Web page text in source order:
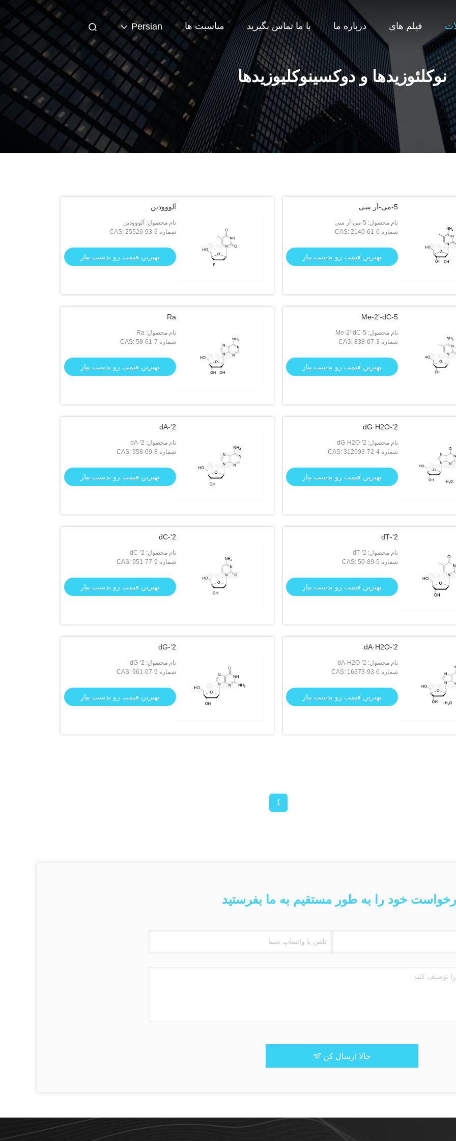
فیلم های درباره ما با ما تماس بگیرید مناسبت ها Persian
نوکلئوزیدها و دوکسینوکلیوزیدها
5-می-آر سی
نام محصول: 5-می-آر سی
شماره CAS: 2140-61-6
بهترین قیمت رو بدست بیار
آلووودین
نام محصول: آلووودین
شماره CAS: 25526-93-6
بهترین قیمت رو بدست بیار
5-Me-2'-dC
نام محصول: 5-Me-2'-dC
شماره CAS: 838-07-3
بهترین قیمت رو بدست بیار
Ra
نام محصول: Ra
شماره CAS: 58-61-7
بهترین قیمت رو بدست بیار
2'-dG·H2O
نام محصول: 2'-dG·H2O
شماره CAS: 312693-72-4
بهترین قیمت رو بدست بیار
2'-dA
نام محصول: 2'-dA
شماره CAS: 958-09-8
بهترین قیمت رو بدست بیار
2'-dT
نام محصول: 2'-dT
شماره CAS: 50-89-5
بهترین قیمت رو بدست بیار
2'-dC
نام محصول: 2'-dC
شماره CAS: 951-77-9
بهترین قیمت رو بدست بیار
2'-dA·H2O
نام محصول: 2'-dA·H2O
شماره CAS: 16373-93-6
بهترین قیمت رو بدست بیار
2'-dG
نام محصول: 2'-dG
شماره CAS: 961-07-9
بهترین قیمت رو بدست بیار
1
خود را به طور مستقیم به ما بفرستید
حالا ارسال کن